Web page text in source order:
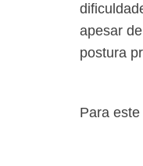
apesar
postura
Para